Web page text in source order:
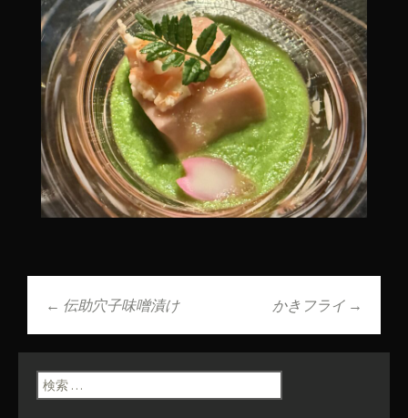
投稿ナビゲーショ
ン
← 伝助穴子味噌漬け かきフライ →
検索: